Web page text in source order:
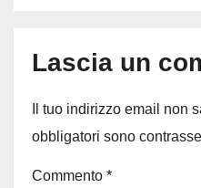
Lascia un
Il tuo indirizzo email non
obbligatori sono
Commento *